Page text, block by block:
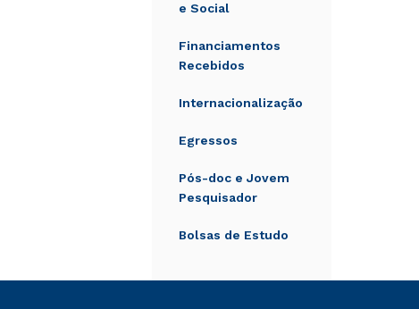
e Social
Financiamentos
Recebidos
Internacionalização
Egressos
Pós-doc e Jovem
Pesquisador
Bolsas de Estudo